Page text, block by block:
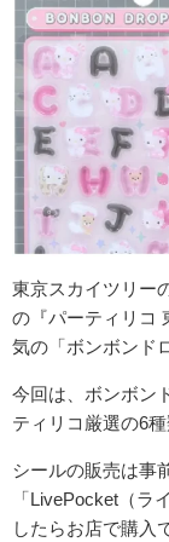
東京スカイツリー
の『パーティリコ
気の「ボンボンド
今回は、ボンボン
ティリコ厳選の6
シールの販売は事
「LivePocket（ラ
したらお店で購入